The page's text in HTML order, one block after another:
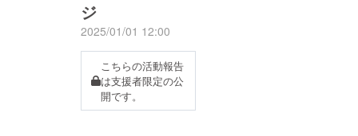
ジ
2025/01/01 12:00
こちらの活動報告
は支援者限定の公
開です。